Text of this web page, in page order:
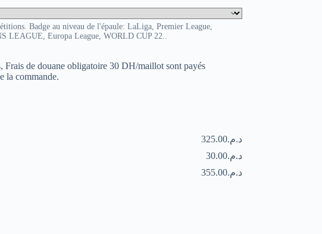
Badge au niveau de l'épaule: LaLiga, Premier League,
LEAGUE, Europa League, WORLD CUP 22..
Frais de douane obligatoire 30 DH/maillot sont payés
la commande.
د.م.325.00
د.م.30.00
د.م.355.00